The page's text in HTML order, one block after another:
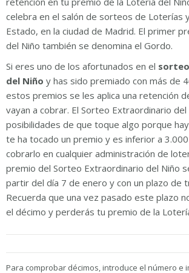
celebra en el salón de sorteos de Loterías
Estado, en la ciudad de Madrid. El primer
del Niño también se denomina el Gordo.
Si eres uno de los afortunados en el
del Niño y has sido premiado con más de
estos premios se les aplica una retención
vayan a cobrar. El Sorteo Extraordinario del
posibilidades de que toque algo porque
te ha tocado un premio y es inferior a
cobrarlo en cualquier administración de
premio del Sorteo Extraordinario del Niño
partir del día 7 de enero y con un plazo de
Recuerda que una vez pasado este plazo
el décimo y perderás tu premio de la
Para comprobar décimos, introduce el número e